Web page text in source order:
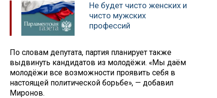
Не будет чисто женских и
чисто мужских
профессий
По словам депутата, партия планирует также
выдвинуть кандидатов из молодёжи. «Мы даём
молодёжи все возможности проявить себя в
настоящей политической борьбе», — добавил
Миронов.